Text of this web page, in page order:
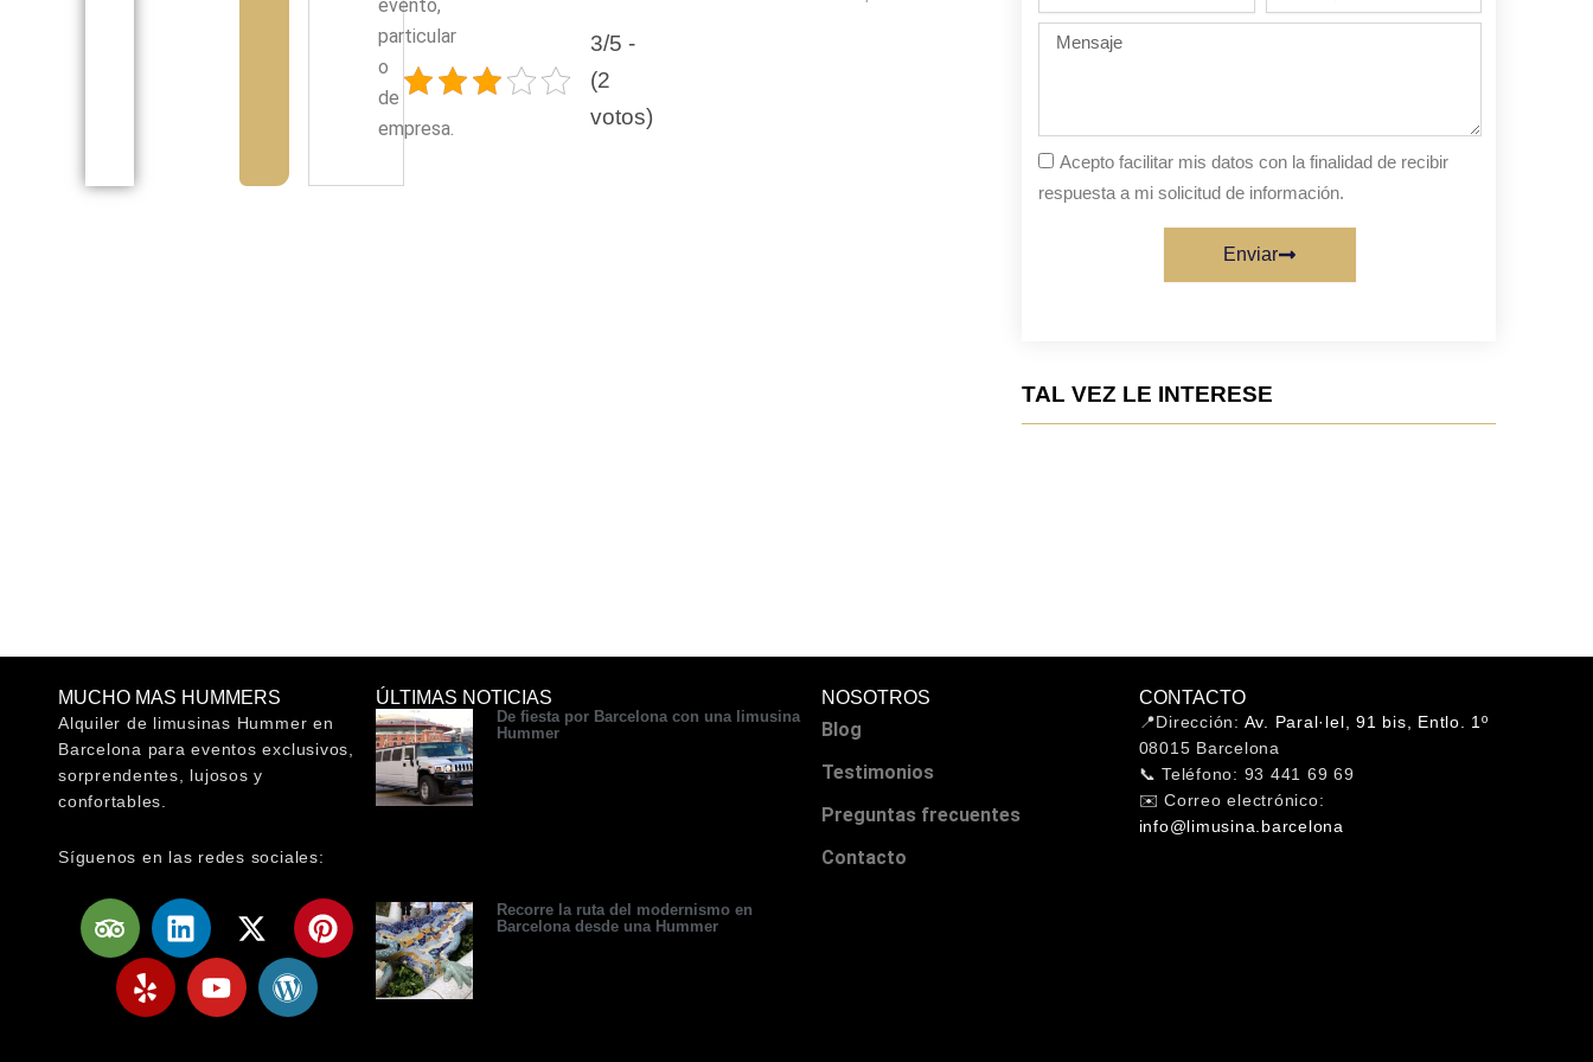
evento,
particular
o
de
empresa.
3/5 -
(2
votos)
la
fiesta
personas
Mensaje
Acepto facilitar mis datos con la finalidad de recibir
respuesta a mi solicitud de información.
Enviar
TAL VEZ LE INTERESE
MUCHO MAS HUMMERS
Alquiler de limusinas Hummer en
Barcelona para eventos exclusivos,
sorprendentes, lujosos y
confortables.
Síguenos en las redes sociales:
T
r
p
L
i
n
k
X
-
t
w
P
i
Y
e
l
p
u
t
W
o
r
d
ÚLTIMAS NOTICIAS
De fiesta por Barcelona con una limusina
Hummer
Recorre la ruta del modernismo en
Barcelona desde una Hummer
NOSOTROS
Blog
Testimonios
Preguntas frecuentes
Contacto
CONTACTO
📍Dirección: Av. Paral·lel, 91 bis, Entlo. 1º
08015 Barcelona
📞 Teléfono: 93 441 69 69
✉️ Correo electrónico:
info@limusina.barcelona